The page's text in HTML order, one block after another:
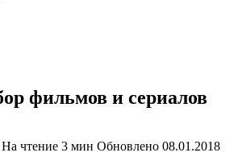
фильмов и сериалов
На чтение 3 мин Обновлено 08.01.2018